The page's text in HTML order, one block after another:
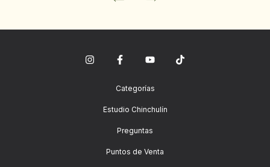
Categorías
Estudio Chinchulín
Preguntas
Puntos de Venta